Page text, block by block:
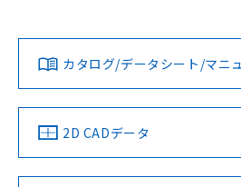
ダウンロードデータをご利用いただ
みください。
ソフトウェアの使用条件
対応済み
中国 RoHS 注意事項・凡例
LR型式承認
（イギリス
船舶規格）
DNV型式承認
（ノルウェー
No No
カタログ/データシート/マニ
2D CADデータ